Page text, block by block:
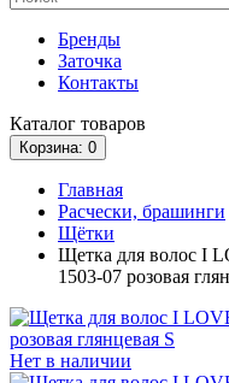
Бренды
Заточка
Контакты
Каталог товаров
Корзина: 0
Главная
Расчески, брашинги
Щётки
Щетка для волос I
1503-07 розовая
Нет в наличии